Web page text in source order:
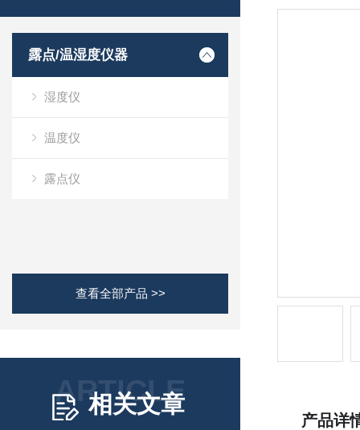
露点/温湿度仪器
湿度仪
温度仪
露点仪
查看全部产品 >>
ARTICLE
相关文章
产品详